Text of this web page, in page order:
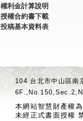
權利金計算說明
授權合約書下載
投稿基本資料表
104 台北市中山區
本網站智慧財產權
未經正式書面授權